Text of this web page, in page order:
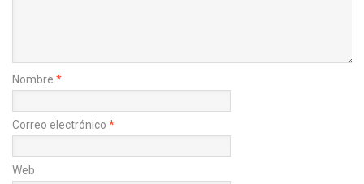
Nombre *
Correo electrónico *
Web